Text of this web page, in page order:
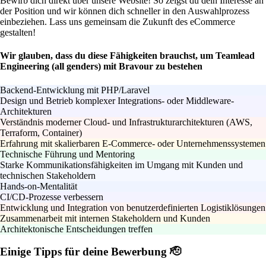
der Position und wir können dich schneller in den Auswahlprozess
einbeziehen. Lass uns gemeinsam die Zukunft des eCommerce
gestalten!
Wir glauben, dass du diese Fähigkeiten brauchst, um Teamlead
Engineering (all genders) mit Bravour zu bestehen
Backend-Entwicklung mit PHP/Laravel
Design und Betrieb komplexer Integrations- oder Middleware-
Architekturen
Verständnis moderner Cloud- und Infrastrukturarchitekturen (AWS,
Terraform, Container)
Erfahrung mit skalierbaren E-Commerce- oder Unternehmenssystemen
Technische Führung und Mentoring
Starke Kommunikationsfähigkeiten im Umgang mit Kunden und
technischen Stakeholdern
Hands-on-Mentalität
CI/CD-Prozesse verbessern
Entwicklung und Integration von benutzerdefinierten Logistiklösungen
Zusammenarbeit mit internen Stakeholdern und Kunden
Architektonische Entscheidungen treffen
Einige Tipps für deine Bewerbung 🫡